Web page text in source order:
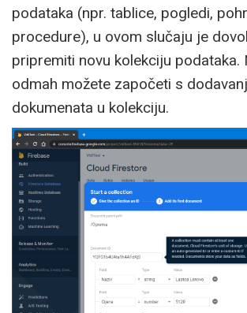
podataka (npr. tablice, pogledi,
procedure), u ovom slučaju je
pripremiti novu kolekciju podataka.
odmah možete započeti s
dokumenata u kolekciju.